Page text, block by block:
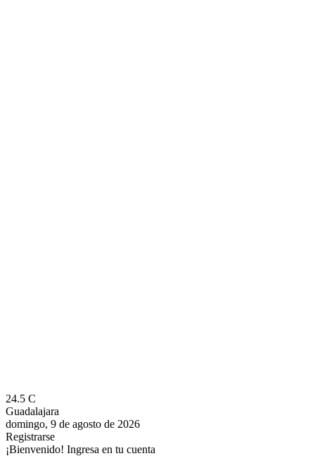
24.5 C
Guadalajara
domingo, 9 de agosto de 2026
Registrarse
¡Bienvenido! Ingresa en tu cuenta